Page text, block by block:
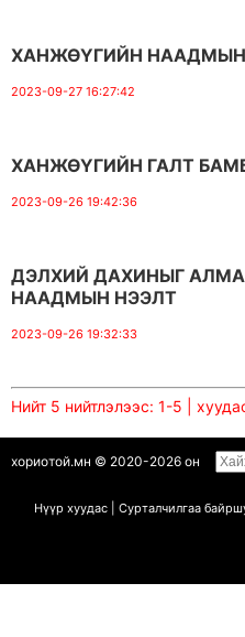
ХАНЖӨҮГИЙН НААДМЫН
2023-09-27 16:27:42
ХАНЖӨҮГИЙН ГАЛТ
2023-09-26 19:42:36
ДЭЛХИЙ ДАХИНЫГ
НААДМЫН НЭЭЛТ
2023-09-26 19:32:33
Нийт 5 нийтлэлээс: 1-5 |
хориотой.мн © 2020-2026 он
Нүүр хуудас Сурталчилгаа